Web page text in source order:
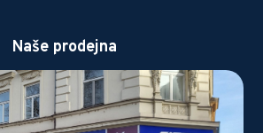
Naše prodejna